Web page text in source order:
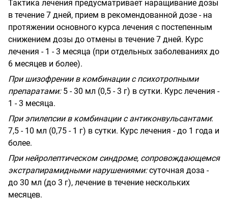
Тактика лечения предусматривает наращивание дозы
в течение 7 дней, прием в рекомендованной дозе - на
протяжении основного курса лечения с постепенным
снижением дозы до отмены в течение 7 дней. Курс
лечения - 1 - 3 месяца (при отдельных заболеваниях до
6 месяцев и более).
При шизофрении в комбинации с психотропными
препаратами:5 - 30 мл (0,5 - 3 г) в сутки. Курс лечения -
1 - 3 месяца.
При эпилепсии в комбинации с антиконвульсантами:
7,5 - 10 мл (0,75 - 1 г) в сутки. Курс лечения - до 1 года и
более.
При нейролептическом синдроме, сопровождающемся
экстрапирамидными нарушениями:суточная доза -
до 30 мл (до 3 г), лечение в течение нескольких
месяцев.